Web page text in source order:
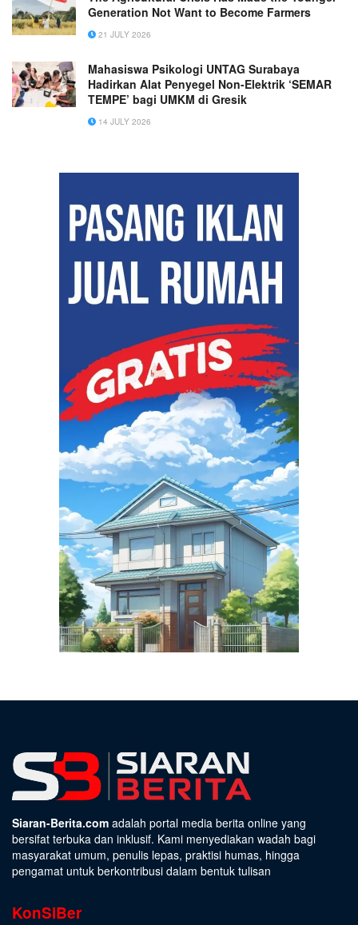
Generation Not Want to Become Farmers
21 JULY 2026
Mahasiswa Psikologi UNTAG Surabaya
Hadirkan Alat Penyegel Non-Elektrik ‘SEMAR
TEMPE’ bagi UMKM di Gresik
14 JULY 2026
Siaran-Berita.com adalah portal media berita online yang
bersifat terbuka dan inklusif. Kami menyediakan wadah bagi
masyarakat umum, penulis lepas, praktisi humas, hingga
pengamat untuk berkontribusi dalam bentuk tulisan
KonSiBer